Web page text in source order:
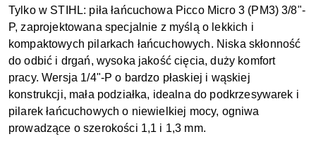
Tylko w STIHL: piła łańcuchowa Picco Micro 3 (PM3) 3/8"-
P, zaprojektowana specjalnie z myślą o lekkich i
kompaktowych pilarkach łańcuchowych. Niska skłonność
do odbić i drgań, wysoka jakość cięcia, duży komfort
pracy. Wersja 1/4"-P o bardzo płaskiej i wąskiej
konstrukcji, mała podziałka, idealna do podkrzesywarek i
pilarek łańcuchowych o niewielkiej mocy, ogniwa
prowadzące o szerokości 1,1 i 1,3 mm.